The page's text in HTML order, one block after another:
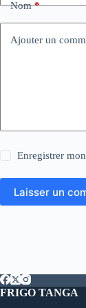
Nom*
Ajouter un
Enregistrer
Laisser un
FRIGO TANGA